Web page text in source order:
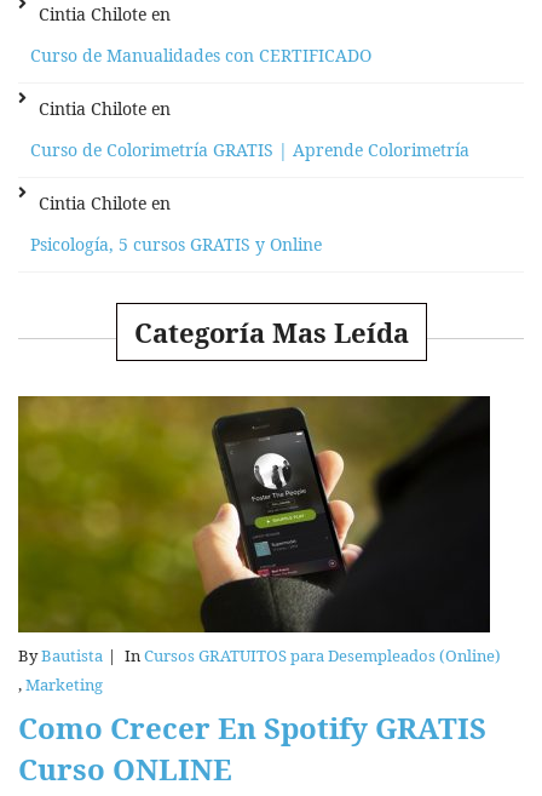
Cintia Chilote en
Curso de Manualidades con CERTIFICADO
Cintia Chilote en
Curso de Colorimetría GRATIS | Aprende Colorimetría
Cintia Chilote en
Psicología, 5 cursos GRATIS y Online
Categoría Mas Leída
ByBautista | InCursos GRATUITOS para Desempleados (Online)
,Marketing
Como Crecer En Spotify GRATIS
Curso ONLINE